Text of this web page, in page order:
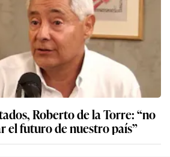
Roberto de la Torre: “no
el futuro de nuestro país”